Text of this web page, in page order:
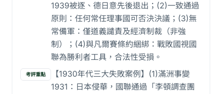
1939被逐、德日意先後退出；(2)一致通過
原則：任何常任理事國可否決決議；(3)無
常備軍：僅道義譴責及經濟制裁（非強
制）；(4)與凡爾賽條約綑綁：戰敗國視國
聯為勝利者工具，合法性受損。
考評重點
【1930年代三大失敗案例】(1)滿洲事變
1931：日本侵華，國聯通過「李頓調查團